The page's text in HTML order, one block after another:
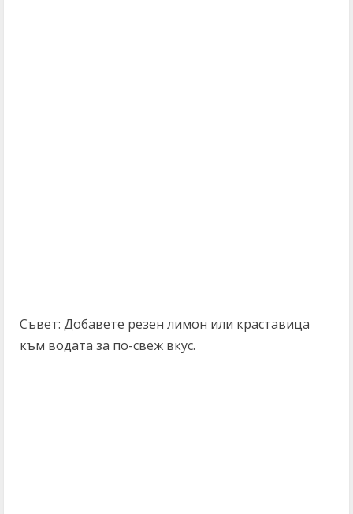
Съвет: Добавете резен лимон или краставица
към водата за по-свеж вкус.